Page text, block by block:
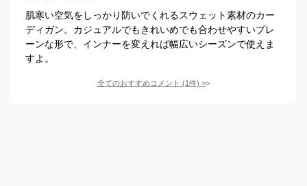
肌寒い空気をしっかり防いでくれるスウェット素材のカー
ディガン。カジュアルでもきれいめでも合わせやすいプレ
ーンな形で、インナーを変えれば幅広いシーズンで使えま
すよ。
全てのおすすめコメント (1件) >